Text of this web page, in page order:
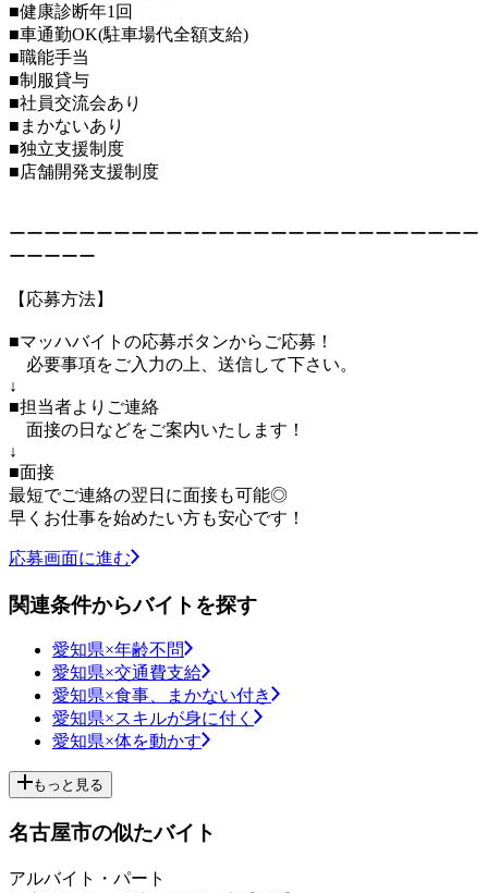
■健康診断年1回
■車通勤OK(駐車場代全額支給)
■職能手当
■制服貸与
■社員交流会あり
■まかないあり
■独立支援制度
■店舗開発支援制度
ーーーーーーーーーーーーーーーーーーーーーーーーーーー
ーーーーー
【応募方法】
■マッハバイトの応募ボタンからご応募！
必要事項をご入力の上、送信して下さい。
↓
■担当者よりご連絡
面接の日などをご案内いたします！
↓
■面接
最短でご連絡の翌日に面接も可能◎
早くお仕事を始めたい方も安心です！
応募画面に進む
関連条件からバイトを探す
愛知県×年齢不問
愛知県×交通費支給
愛知県×食事、まかない付き
愛知県×スキルが身に付く
愛知県×体を動かす
もっと見る
名古屋市の似たバイト
アルバイト・パート